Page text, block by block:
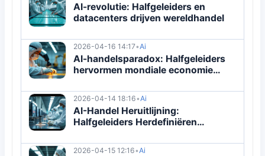
AI-revolutie: Halfgeleiders en
datacenters drijven wereldhandel
2026-04-16 14:17•Ai
AI-handelsparadox: Halfgeleiders
hervormen mondiale economie
2026-04-14 18:16•Ai
AI-Handel Heruitlijning:
Halfgeleiders Herdefiniëren
2026-04-15 12:16•Ai